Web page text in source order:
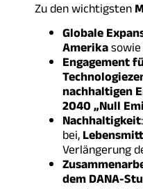
Zu den wichtigsten
Globale
Amerikasowie
Engagement
nachhaltigen
2040 „Null
Nachhaltigkeit
bei,
Verlängerung
dem DANA-